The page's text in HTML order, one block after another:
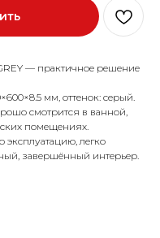
— практичное решение
мм, оттенок: серый.
смотрится в ванной,
помещениях.
эксплуатацию, легко
завершённый интерьер.